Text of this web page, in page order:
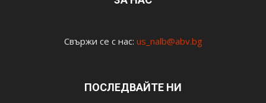
Свържи се с нас: us_nalb@abv.bg
ПОСЛЕДВАЙТЕ НИ